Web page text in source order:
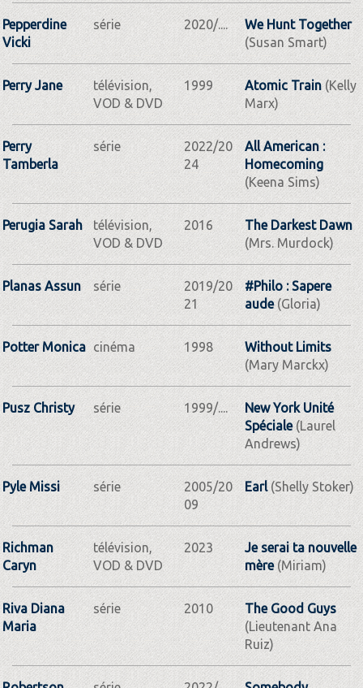
Pepperdine
Vicki
série 2020/....
We Hunt Together
(Susan Smart)
Perry Jane
télévision,
VOD & DVD
1999 Atomic Train(Kelly
Marx)
Perry
Tamberla
série
2022/20
24
All American :
Homecoming
(Keena Sims)
Perugia Sarah
télévision,
VOD & DVD
2016
The Darkest Dawn
(Mrs. Murdock)
Planas Assun série
2019/20
21
#Philo : Sapere
aude(Gloria)
Potter Monica cinéma 1998
Without Limits
(Mary Marckx)
Pusz Christy série 1999/....
New York Unité
Spéciale(Laurel
Andrews)
Pyle Missi série
2005/20
09
Earl(Shelly Stoker)
Richman
Caryn
télévision,
VOD & DVD
2023
Je serai ta nouvelle
mère(Miriam)
Riva Diana
Maria
série 2010
The Good Guys
(Lieutenant Ana
Ruiz)